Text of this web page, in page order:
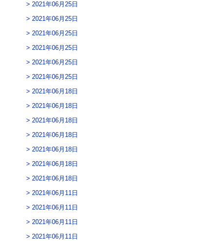
2021年06月25日
2021年06月25日
2021年06月25日
2021年06月25日
2021年06月25日
2021年06月25日
2021年06月18日
2021年06月18日
2021年06月18日
2021年06月18日
2021年06月18日
2021年06月18日
2021年06月18日
2021年06月11日
2021年06月11日
2021年06月11日
2021年06月11日